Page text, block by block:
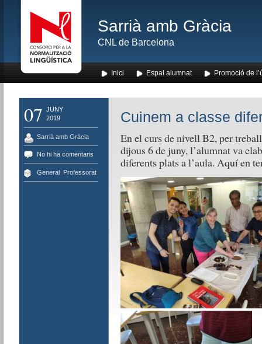
Sarrià amb Gràcia
CNL de Barcelona
Inici Espai alumnat Promoció de
07 JUNY
2019
Sarrià amb Gràcia
No hi ha comentaris
General, Professorat
Cuinem a classe
En el curs de nivell B2, per
dijous 6 de juny, l’alumnat va
diferents plats a l’aula. Aquí en